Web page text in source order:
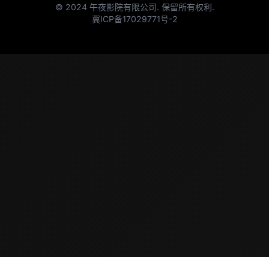
© 2024 午夜影院有限公司. 保留所有权利.
冀ICP备17029771号-2